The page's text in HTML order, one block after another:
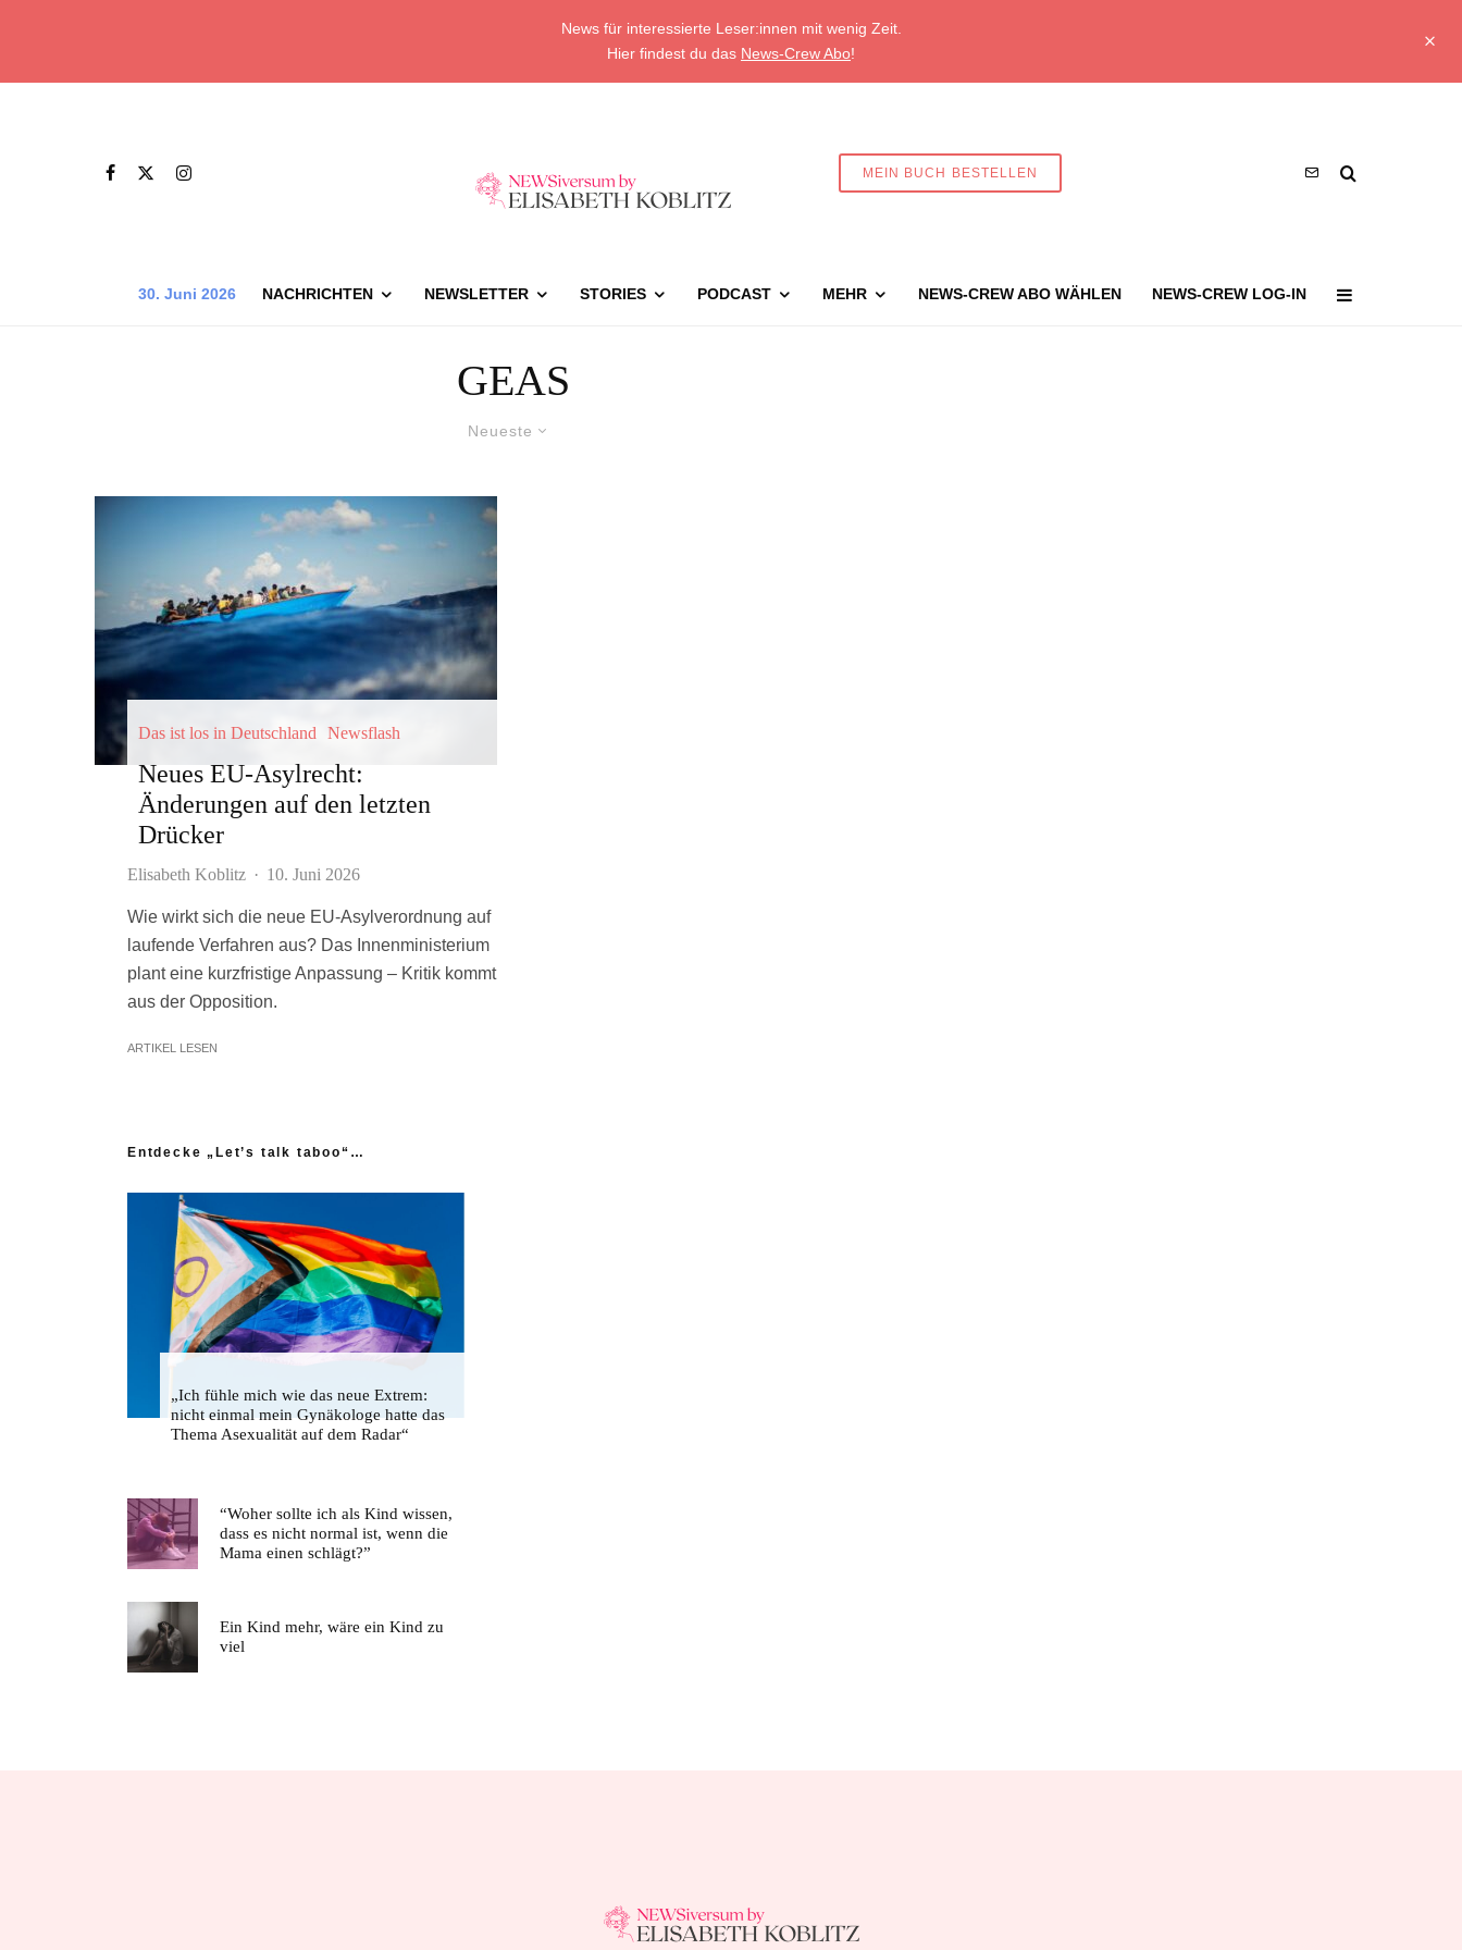
News für interessierte Leser:innen mit wenig Zeit.
Hier findest du das News-Crew Abo!
MEIN BUCH BESTELLEN
30. Juni 2026 NACHRICHTEN NEWSLETTER STORIES PODCAST MEHR NEWS-CREW ABO WÄHLEN NEWS-CREW LOG-IN
GEAS
Neueste
Das ist los in Deutschland Newsflash
Neues EU-Asylrecht:
Änderungen auf den letzten
Drücker
Elisabeth Koblitz · 10. Juni 2026
Wie wirkt sich die neue EU-Asylverordnung auf
laufende Verfahren aus? Das Innenministerium
plant eine kurzfristige Anpassung – Kritik kommt
aus der Opposition.
ARTIKEL LESEN
Entdecke „Let’s talk taboo“…
„Ich fühle mich wie das neue Extrem:
nicht einmal mein Gynäkologe hatte das
Thema Asexualität auf dem Radar“
“Woher sollte ich als Kind wissen,
dass es nicht normal ist, wenn die
Mama einen schlägt?”
Ein Kind mehr, wäre ein Kind zu
viel